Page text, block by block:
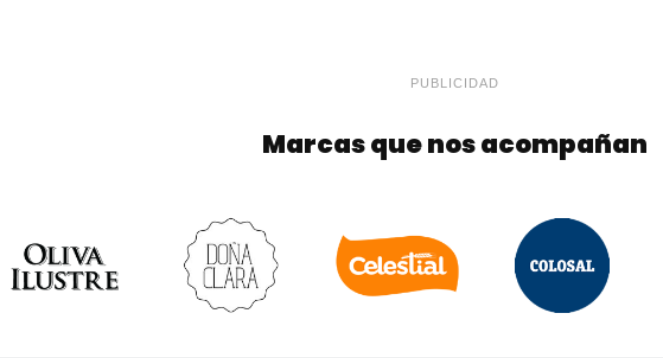
PUBLICIDAD
Marcas que nos acompañan